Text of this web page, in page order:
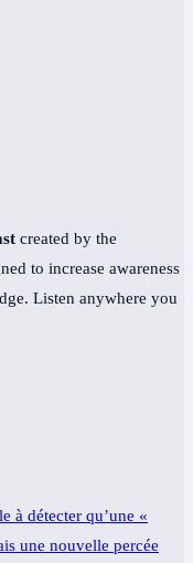
created by the
to increase awareness
Listen anywhere you
à détecter qu’une «
une nouvelle percée